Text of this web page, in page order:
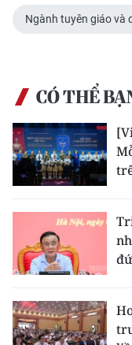
Ngành tuyên giáo và
CÓ THỂ